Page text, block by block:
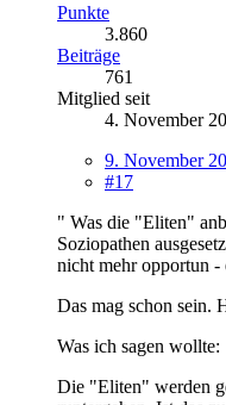
Punkte
3.860
Beiträge
761
Mitglied seit
4. November
9. November
#17
" Was die "Eliten"
Soziopathen
nicht mehr opportun -
Das mag schon sein.
Was ich sagen wollte:
Die "Eliten" werden